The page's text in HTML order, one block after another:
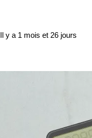
Il y a 1 mois et 26 jours